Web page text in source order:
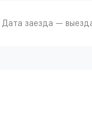
Дата заезда —